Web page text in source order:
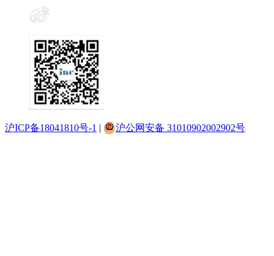
沪ICP备18041810号-1 | 沪公网安备 31010902002902号